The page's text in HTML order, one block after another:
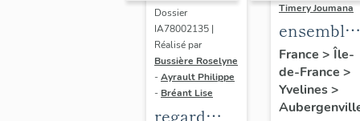
Dossier
IA78002135 |
Réalisé par
Bussière Roselyne
-Ayrault Philippe
- Bréant Lise
regard
Timery Joumana
ensemble
de cinq
peintures
France > Île-
de-France >
Yvelines>